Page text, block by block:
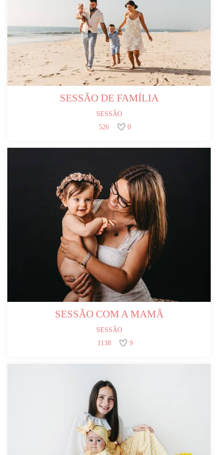
SESSÃO DE FAMÍLIA
SESSÃO
526
0
SESSÃO COM A MAMÃ
SESSÃO
1138
9